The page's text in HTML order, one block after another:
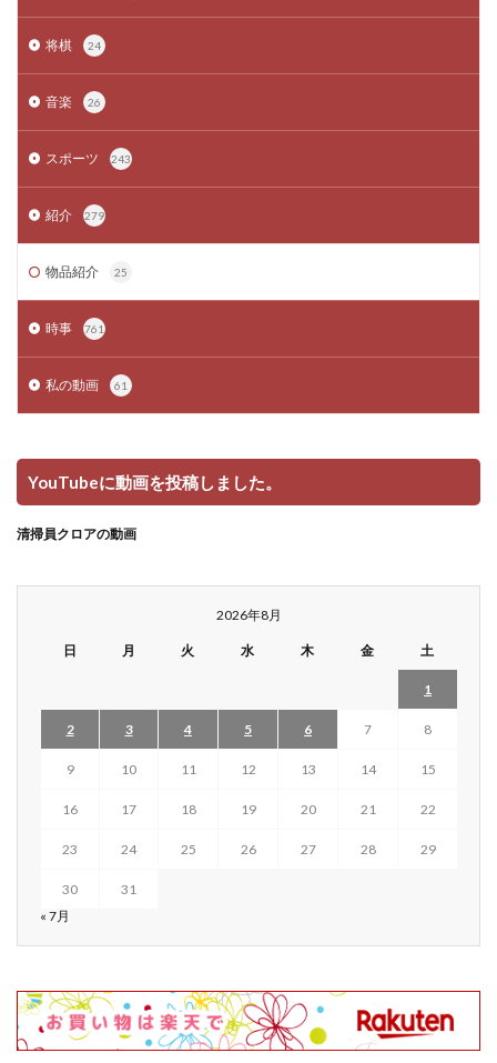
将棋 24
音楽 26
スポーツ 243
紹介 279
物品紹介 25
時事 761
私の動画 61
YouTubeに動画を投稿しました。
清掃員クロアの動画
2026年8月
日 月 火 水 木 金 土
1
2 3 4 5 6 7 8
9 10 11 12 13 14 15
16 17 18 19 20 21 22
23 24 25 26 27 28 29
30
31
« 7月